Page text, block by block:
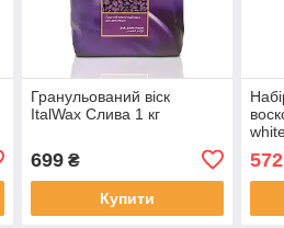
Гранульований віск
ItalWax Слива 1 кг
699₴
Купити
572